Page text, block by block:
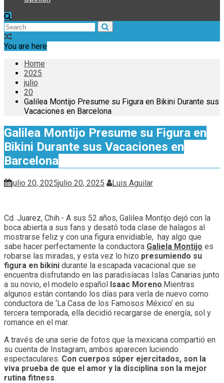
You are here
Home
2025
julio
20
Galilea Montijo Presume su Figura en Bikini Durante sus
Vacaciones en Barcelona
Galilea Montijo Presume su Figura en
Bikini Durante sus Vacaciones en
Barcelona
julio 20, 2025julio 20, 2025 Luis Aguilar
Cd. Juarez, Chih.- A sus 52 años, Galilea Montijo dejó con la
boca abierta a sus fans y desató toda clase de halagos al
mostrarse feliz y con una figura envidiable, hay algo que
sabe hacer perfectamente la conductora Galiela Montijo es
robarse las miradas, y esta vez lo hizo presumiendo su
figura en bikini durante la escapada vacacional que se
encuentra disfrutando en las paradisíacas Islas Canarias junto
a su novio, el modelo español Isaac Moreno.Mientras
algunos están contando los días para verla de nuevo como
conductora de ‘La Casa de los Famosos México’ en su
tercera temporada, ella decidió recargarse de energía, sol y
romance en el mar.
A través de una serie de fotos que la mexicana compartió en
su cuenta de Instagram, ambos aparecen luciendo
espectaculares. Con cuerpos súper ejercitados, son la
viva prueba de que el amor y la disciplina son la mejor
rutina fitness.